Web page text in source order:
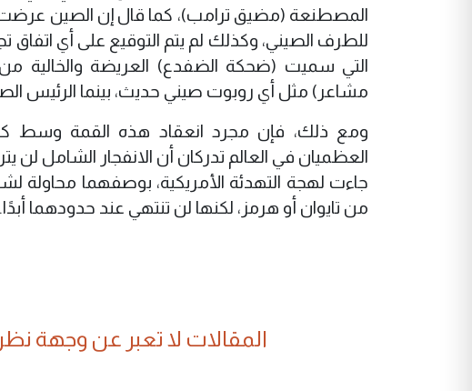
المصطنعة (مضيق ترامب)، كما قال إن الصين
للطرف الصيني، وكذلك لم يتم التوقيع على أي
التي سميت (ضحكة الضفدع) العريضة والخالية
مشاعر) مثل أي روبوت صيني حديث، بينما الرئيس
ومع ذلك، فإن مجرد انعقاد هذه القمة وسط كل
العظميان في العالم تدركان أن الانفجار الشامل لن
جاءت لهجة التهدئة الأمريكية، بوصفهما محاولة
من تايوان أو هرمز، لكنها لن تنتهي عند حدودهما أبدًا.
المقالات لا تعبر عن وجهة نظر